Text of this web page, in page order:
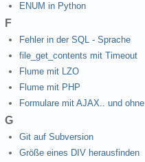
ENUM in Python
F
Fehler in der SQL - Sprache
file_get_contents mit Timeout
Flume mit LZO
Flume mit PHP
Formulare mit AJAX.. und ohne
G
Git auf Subversion
Größe eines DIV herausfinden